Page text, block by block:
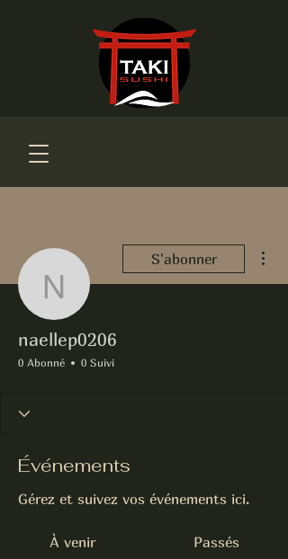
naellep0206
S'abonner
naellep0206
0 Abonné 0 Suivi
Événements
Gérez et suivez vos événements ici.
À venir Passés